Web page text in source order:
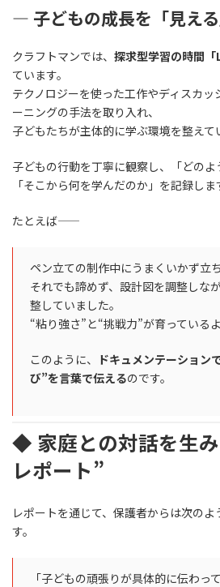
― 子どもの成長を「見え
クラフトマンでは、 探求型学習の時間
ています。
テクノロジーを使った工作やディスカッ
ーニングの手法を取り入れ、
子どもたちが主体的に学ぶ環境を整えて
子どもの行動を丁寧に観察し、「どのよ
「そこから何を学んだのか」を記録しま
たとえば――
ペン立ての制作中にうまくいかず立
それでも諦めず、設計図を調整しな
整していました。
“粘り強さ”と“挑戦力”が育っている
このように、
ドキュメンテーション
び”を言葉で伝えるのです。
◆ 家庭との対話を生
レポート”
レポートを通じて、保護者からは次の
す。
「子どもの頑張りが具体的に伝わっ